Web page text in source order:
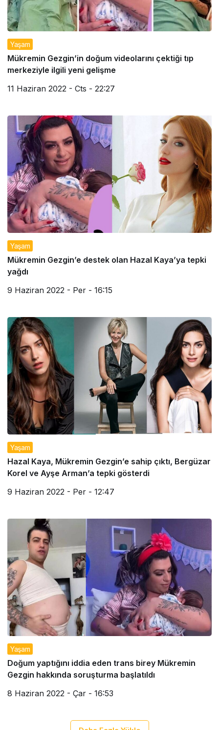
Yaşam
Mükremin Gezgin’in doğum videolarını çektiği tıp
merkeziyle ilgili yeni gelişme
11 Haziran 2022 - Cts - 22:27
Yaşam
Mükremin Gezgin’e destek olan Hazal Kaya’ya tepki
yağdı
9 Haziran 2022 - Per - 16:15
Yaşam
Hazal Kaya, Mükremin Gezgin’e sahip çıktı, Bergüzar
Korel ve Ayşe Arman’a tepki gösterdi
9 Haziran 2022 - Per - 12:47
Yaşam
Doğum yaptığını iddia eden trans birey Mükremin
Gezgin hakkında soruşturma başlatıldı
8 Haziran 2022 - Çar - 16:53